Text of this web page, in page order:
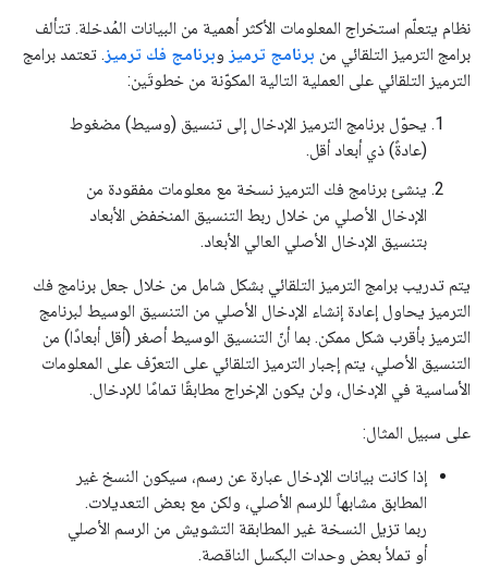
نظام يتعلّم استخراج المعلومات الأكثر أهمية من البيانات المُدخلة. تتألف
برامج الترميز التلقائي من برنامج ترميز وبرنامج فك ترميز. تعتمد برامج
الترميز التلقائي على العملية التالية المكوّنة من خطوتَين:
يحوّل برنامج الترميز الإدخال إلى تنسيق (وسيط) مضغوط
(عادةً) ذي أبعاد أقل.
ينشئ برنامج فك الترميز نسخة مع معلومات مفقودة من
الإدخال الأصلي من خلال ربط التنسيق المنخفض الأبعاد
بتنسيق الإدخال الأصلي العالي الأبعاد.
يتم تدريب برامج الترميز التلقائي بشكل شامل من خلال جعل برنامج فك
الترميز يحاول إعادة إنشاء الإدخال الأصلي من التنسيق الوسيط لبرنامج
الترميز بأقرب شكل ممكن. بما أنّ التنسيق الوسيط أصغر (أقل أبعادًا) من
التنسيق الأصلي، يتم إجبار الترميز التلقائي على التعرّف على المعلومات
الأساسية في الإدخال، ولن يكون الإخراج مطابقًا تمامًا للإدخال.
على سبيل المثال:
إذا كانت بيانات الإدخال عبارة عن رسم، سيكون النسخ غير
المطابق مشابهاً للرسم الأصلي، ولكن مع بعض التعديلات.
ربما تزيل النسخة غير المطابقة التشويش من الرسم الأصلي
أو تملأ بعض وحدات البكسل الناقصة.